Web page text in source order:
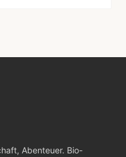
Abenteuer. Bio-